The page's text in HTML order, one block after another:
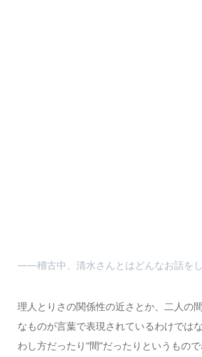
――稽古中、清水さんとはどんなお話を
理人とりさの関係性の近さとか、二人の
なものが言葉で表現されているわけでは
わし方だったり“間”だったりというもの